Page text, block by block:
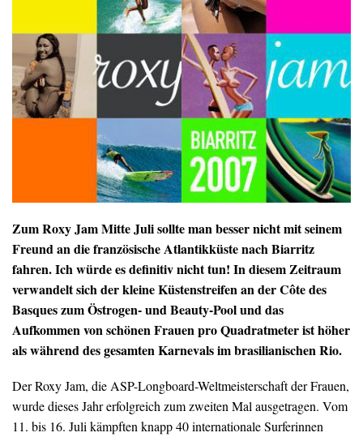
Zum Roxy Jam Mitte Juli sollte man besser nicht mit seinem
Freund an die französische Atlantikküste nach Biarritz
fahren. Ich würde es definitiv nicht tun! In diesem Zeitraum
verwandelt sich der kleine Küstenstreifen an der Côte des
Basques zum Östrogen- und Beauty-Pool und das
Aufkommen von schönen Frauen pro Quadratmeter ist höher
als während des gesamten Karnevals im brasilianischen Rio.
Der Roxy Jam, die ASP-Longboard-Weltmeisterschaft der Frauen,
wurde dieses Jahr erfolgreich zum zweiten Mal ausgetragen. Vom
11. bis 16. Juli kämpften knapp 40 internationale Surferinnen